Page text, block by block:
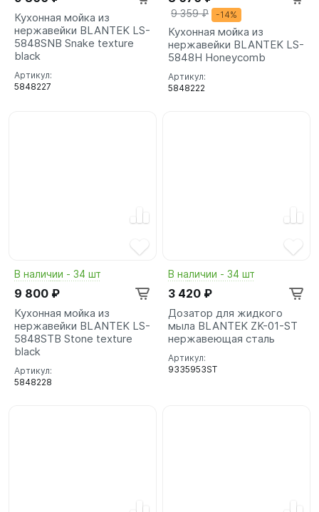
Кухонная мойка из
нержавейки BLANTEK LS-
5848SNB Snake texture
black
Артикул:
5848227
9 359 ₽ -14%
Кухонная мойка из
нержавейки BLANTEK LS-
5848H Honeycomb
Артикул:
5848222
В наличии - 34 шт
9 800 ₽
Кухонная мойка из
нержавейки BLANTEK LS-
5848STB Stone texture
black
Артикул:
5848228
В наличии - 34 шт
3 420 ₽
Дозатор для жидкого
мыла BLANTEK ZK-01-ST
нержавеющая сталь
Артикул:
9335953ST